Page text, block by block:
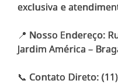
exclusiva e
📍 Nosso Endereço:
Jardim América –
📞 Contato Direto: